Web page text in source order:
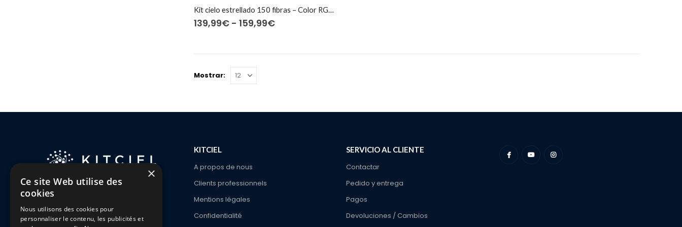
Kit cielo estrellado 150 fibras – Color RGBW
139,99€ - 159,99€Rango
Mostrar:
1336 Ch. De Waterloo
1180 Bruxelles
KITCIEL
A propos de nous
Clients professionnels
Mentions légales
Confidentialité
SERVICIO AL CLIENTE
Contactar
Pedido y entrega
Pagos
Devoluciones / Cambios
×
Ce site Web utilise des
cookies
Nous utilisons des cookies pour
personnaliser le contenu, les publicités et